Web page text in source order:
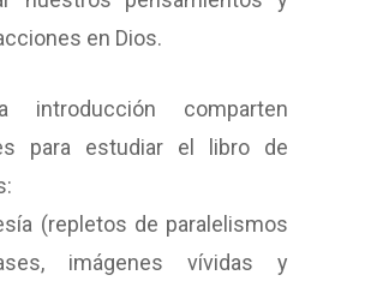
en Dios.
introducción comparten
para estudiar el libro de
(repletos de paralelismos
imágenes vívidas y